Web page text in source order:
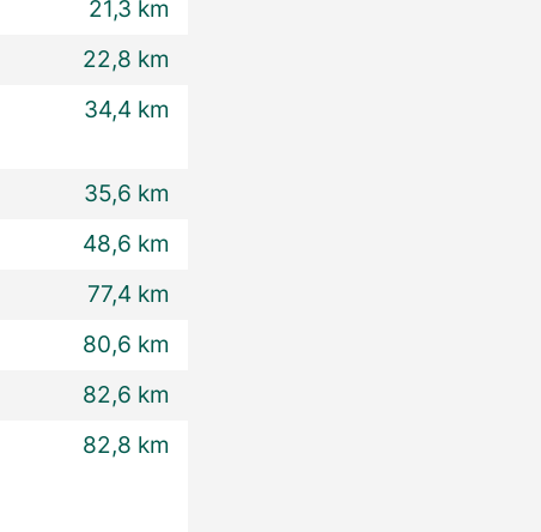
21,3 km
22,8 km
34,4 km
35,6 km
48,6 km
77,4 km
80,6 km
82,6 km
82,8 km